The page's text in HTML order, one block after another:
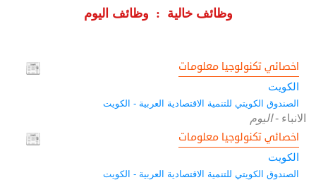
وظائف خالية : وظائف اليوم
اخصائي تكنولوجيا معلومات
الكويت
الصندوق الكويتي للتنمية الاقتصادية العربية - الكويت
الانباء -اليوم
اخصائي تكنولوجيا معلومات
الكويت
الصندوق الكويتي للتنمية الاقتصادية العربية - الكويت